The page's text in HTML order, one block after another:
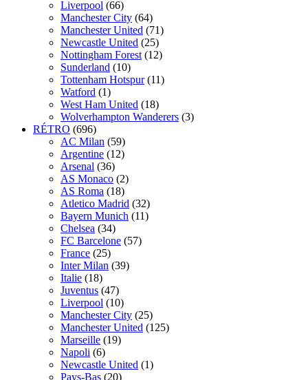
Liverpool (66)
Manchester City (64)
Manchester United (71)
Newcastle United (25)
Nottingham Forest (12)
Sunderland (10)
Tottenham Hotspur (11)
Watford (1)
West Ham United (18)
Wolverhampton Wanderers (3)
RÉTRO (696)
AC Milan (59)
Argentine (12)
Arsenal (36)
AS Monaco (2)
AS Roma (18)
Atletico Madrid (32)
Bayern Munich (11)
Chelsea (34)
FC Barcelone (57)
France (25)
Inter Milan (39)
Italie (18)
Juventus (47)
Liverpool (10)
Manchester City (25)
Manchester United (125)
Marseille (19)
Napoli (6)
Newcastle United (1)
Pays-Bas (20)